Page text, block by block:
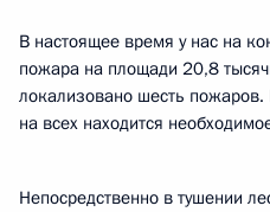
В настоящее время у нас на
пожара на площади 20,8
локализовано шесть
на всех находится
Непосредственно в тушении